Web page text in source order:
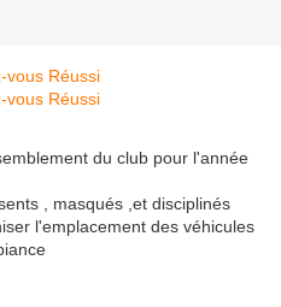
du club pour l'année
, masqués ,et disciplinés
l'emplacement des véhicules